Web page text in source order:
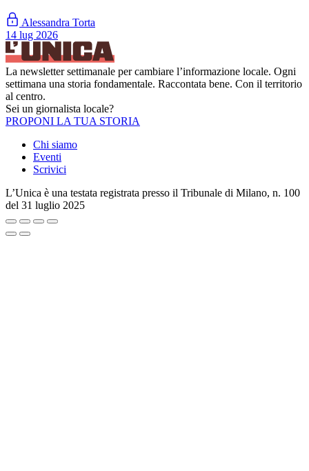
Alessandra Torta
14 lug 2026
La newsletter settimanale per cambiare l’informazione locale. Ogni
settimana una storia fondamentale. Raccontata bene. Con il territorio
al centro.
Sei un giornalista locale?
PROPONI LA TUA STORIA
Chi siamo
Eventi
Scrivici
L’Unica è una testata registrata presso il Tribunale di Milano, n. 100
del 31 luglio 2025